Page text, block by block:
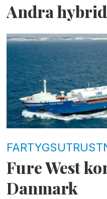
Andra
Fure West
Danmark